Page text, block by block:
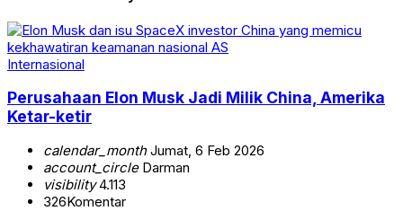
Internasional
Perusahaan Elon Musk Jadi Milik China, Amerika
Ketar-ketir
calendar_monthJumat, 6 Feb 2026
account_circleDarman
visibility4.113
326Komentar